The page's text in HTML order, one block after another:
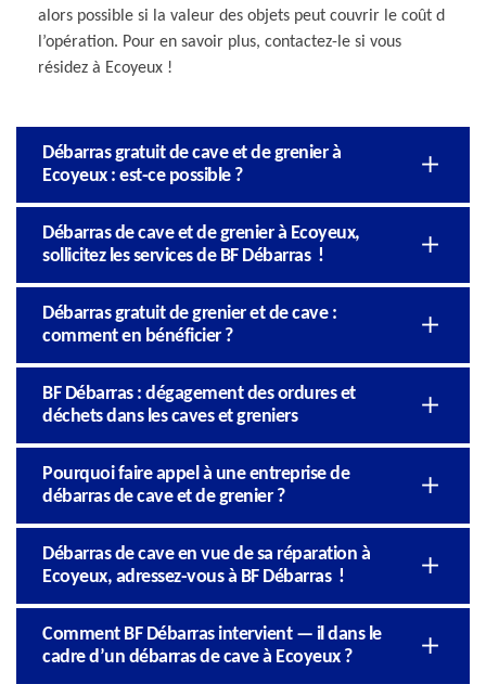
alors possible si la valeur des objets peut couvrir le coût d
l’opération. Pour en savoir plus, contactez-le si vous
résidez à Ecoyeux !
Débarras gratuit de cave et de grenier à
Ecoyeux : est-ce possible ?
Débarras de cave et de grenier à Ecoyeux,
sollicitez les services de BF Débarras !
Débarras gratuit de grenier et de cave :
comment en bénéficier ?
BF Débarras : dégagement des ordures et
déchets dans les caves et greniers
Pourquoi faire appel à une entreprise de
débarras de cave et de grenier ?
Débarras de cave en vue de sa réparation à
Ecoyeux, adressez-vous à BF Débarras !
Comment BF Débarras intervient — il dans le
cadre d’un débarras de cave à Ecoyeux ?